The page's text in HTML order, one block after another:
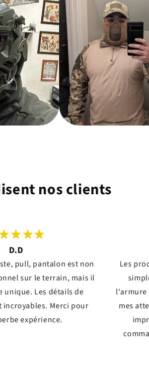
nos clients
D.D
pull, pantalon est non
sur le terrain, mais il
unique. Les détails de
Merci pour
expérience.
Les
l'armure
mes